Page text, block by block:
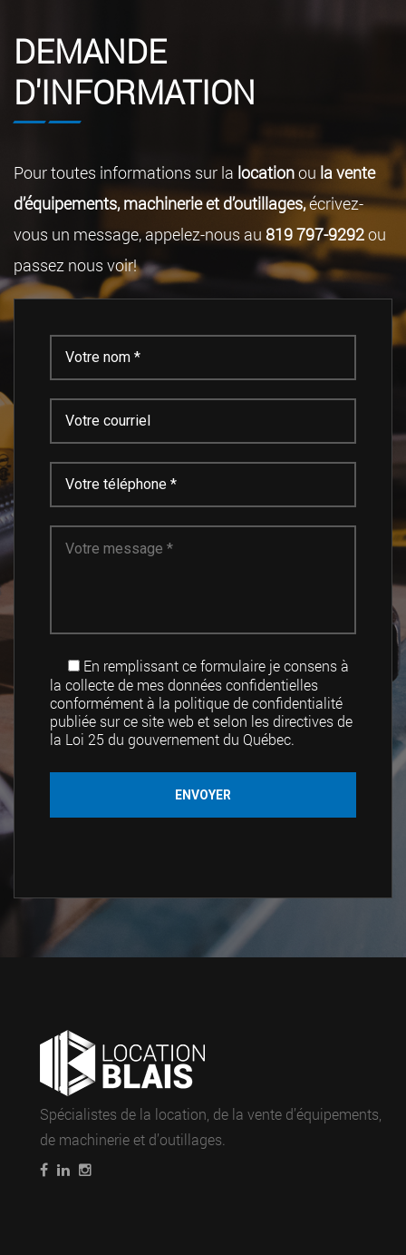
DEMANDE
D'INFORMATION
Pour toutes informations sur la locationou la vente
d’équipements, machinerie et d’outillages,écrivez-
vous un message, appelez-nous au 819 797-9292ou
passez nous voir!
En remplissant ce formulaire je consens à
la collecte de mes données confidentielles
conformément à la politique de confidentialité
publiée sur ce site web et selon les directives de
la Loi 25 du gouvernement du Québec.
Spécialistes de la location, de la vente d’équipements,
de machinerie et d’outillages.